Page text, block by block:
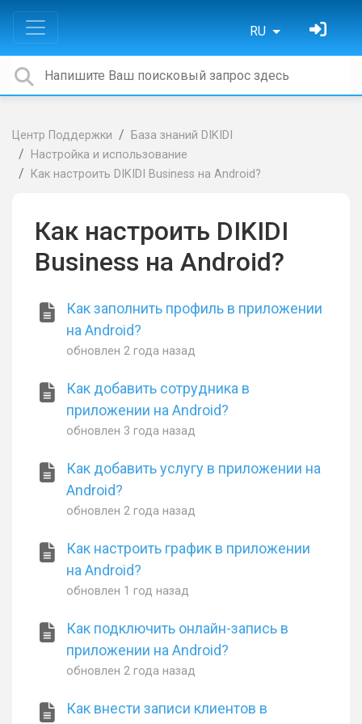
RU
Центр Поддержки
База знаний DIKIDI
Настройка и использование
Как настроить DIKIDI Business на Android?
Как настроить DIKIDI
Business на Android?
Как заполнить профиль в приложении
на Android?
обновлен2 года назад
Как добавить сотрудника в
приложении на Android?
обновлен 3 года назад
Как добавить услугу в приложении на
Android?
обновлен2 года назад
Как настроить график в приложении
на Android?
обновлен 1 год назад
Как подключить онлайн-запись в
приложении на Android?
обновлен2 года назад
Как внести записи клиентов в